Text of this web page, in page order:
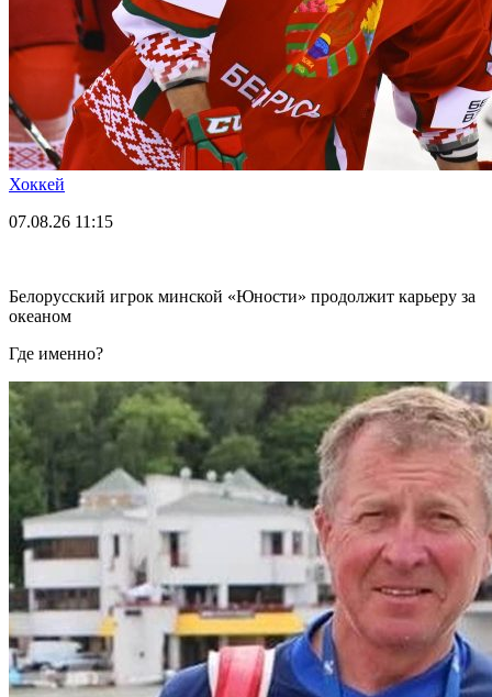
Хоккей
07.08.26 11:15
Белорусский игрок минской «Юности» продолжит карьеру за
океаном
Где именно?